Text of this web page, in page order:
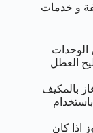
و خدمات
الوحدات
العطل
بالمكيف
اذا كان